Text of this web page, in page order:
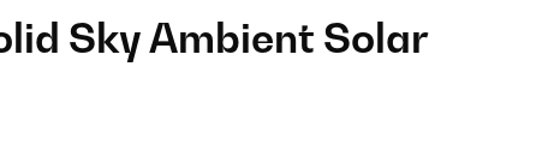
Sky Ambient Solar